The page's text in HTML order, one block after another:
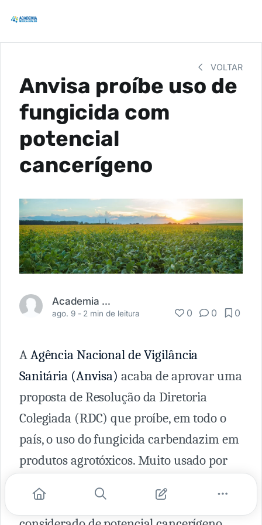
VOLTAR
Anvisa proíbe uso de
fungicida com
potencial
cancerígeno
Academia Médica
ago. 9 - 2 min de leitura 0 0 0
AAgência Nacional de Vigilância
Sanitária (Anvisa) acaba de aprovar uma
proposta de Resolução da Diretoria
Colegiada (RDC) que proíbe, em todo o
país, o uso do fungicida carbendazim em
produtos agrotóxicos. Muito usado por
feijão, arroz e soja, o produto é